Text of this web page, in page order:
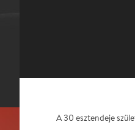
A 30 esztendeje